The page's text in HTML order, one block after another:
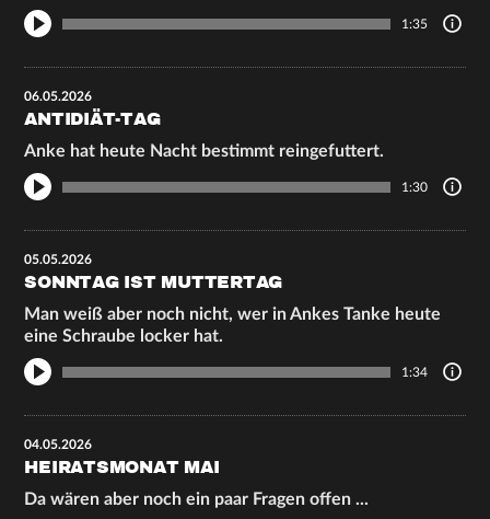
1:35
06.05.2026
ANTIDIÄT-TAG
Anke hat heute Nacht bestimmt reingefuttert.
1:30
05.05.2026
SONNTAG IST MUTTERTAG
Man weiß aber noch nicht, wer in Ankes Tanke heute
eine Schraube locker hat.
1:34
04.05.2026
HEIRATSMONAT MAI
Da wären aber noch ein paar Fragen offen ...